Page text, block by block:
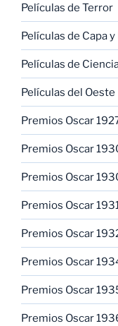
Películas de Terror
Películas de Capa y
Películas de
Películas del Oeste
Premios Oscar
Premios Oscar
Premios Oscar
Premios Oscar
Premios Oscar
Premios Oscar
Premios Oscar
Premios Oscar